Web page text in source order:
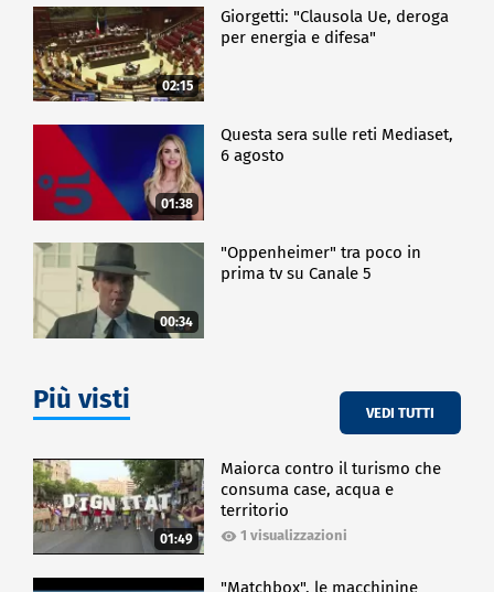
02:15
Giorgetti: "Clausola Ue, deroga
per energia e difesa"
01:38
Questa sera sulle reti Mediaset,
6 agosto
00:34
"Oppenheimer" tra poco in
prima tv su Canale 5
Più visti VEDI TUTTI
01:49
Maiorca contro il turismo che
consuma case, acqua e
territorio
1 visualizzazioni
"Matchbox", le macchinine